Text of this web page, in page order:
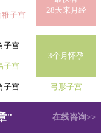
28天来月经
稚子宫
子宫
3个月怀孕
子宫
子宫 弓形子宫
" 在线咨询>>